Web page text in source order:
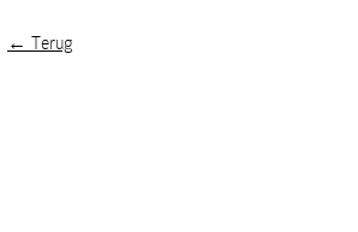
← Terug